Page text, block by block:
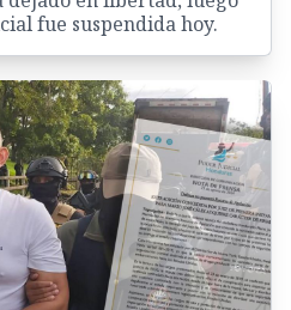
fue suspendida hoy.